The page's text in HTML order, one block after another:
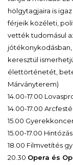
hölgytagjaira is
férjeik közéleti,
vették tudomásul
keresztül
élettörténetét,
Márványterem)
14.00-17.00
14.00-17.00
15.00
15.00-17.00
18.00 Filmvetítés
20.30 Opera és